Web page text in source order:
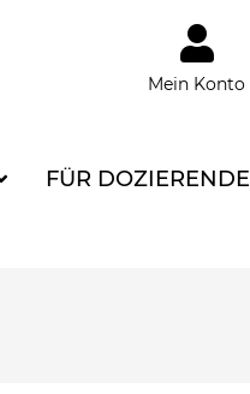
Mein Konto
FÜR DOZIERENDE